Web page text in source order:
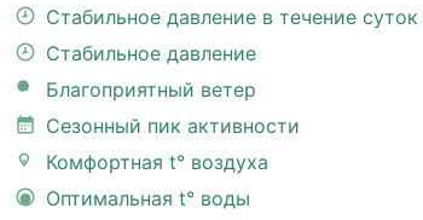
Стабильное давление в течение суток
Стабильное давление
Благоприятный ветер
Сезонный пик активности
Комфортная t° воздуха
Оптимальная t° воды